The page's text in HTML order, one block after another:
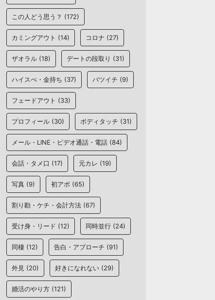
この人どう思う？ (172)
カミングアウト (14) コロナ (27)
ザオラル (18) デートの段取り (31)
ハイスぺ・金持ち (37) バツイチ (9)
フェードアウト (33)
プロフィール (30) ボディタッチ (31)
メール・LINE・ビデオ通話・電話 (84)
会話・タメ口 (17) 元カレ (19)
写真 (9) 初アポ (65)
割り勘・ケチ・会計方法 (67)
受け身・リード (12) 同時並行 (24)
同棲 (12) 告白・アプローチ (91)
外見 (20) 好きになれない (29)
婚活のやり方 (121)